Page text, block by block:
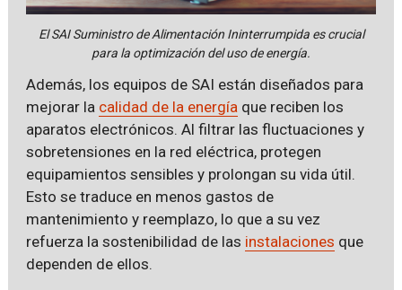
El SAI Suministro de Alimentación Ininterrumpida es crucial
para la optimización del uso de energía.
Además, los equipos de SAI están diseñados para
mejorar la calidad de la energía que reciben los
aparatos electrónicos. Al filtrar las fluctuaciones y
sobretensiones en la red eléctrica, protegen
equipamientos sensibles y prolongan su vida útil.
Esto se traduce en menos gastos de
mantenimiento y reemplazo, lo que a su vez
refuerza la sostenibilidad de las instalaciones que
dependen de ellos.